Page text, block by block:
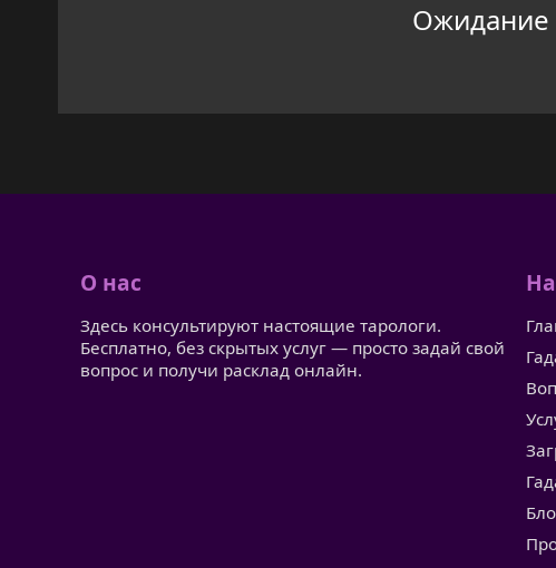
Ожидание
О нас
Здесь консультируют настоящие тарологи.
Бесплатно, без скрытых услуг — просто задай свой
вопрос и получи расклад онлайн.